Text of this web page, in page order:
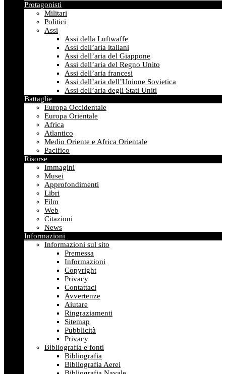
Protagonisti
Militari
Politici
Assi
Assi della Luftwaffe
Assi dell’aria italiani
Assi dell’aria del Giappone
Assi dell’aria del Regno Unito
Assi dell’aria francesi
Assi dell’aria dell’Unione Sovietica
Assi dell’aria degli Stati Uniti
Battaglie
Europa Occidentale
Europa Orientale
Africa
Atlantico
Medio Oriente e Africa Orientale
Pacifico
Risorse
Immagini
Musei
Approfondimenti
Libri
Film
Web
Citazioni
News
Informazioni
Informazioni sul sito
Premessa
Informazioni
Copyright
Privacy
Contattaci
Avvertenze
Aiutare
Ringraziamenti
Sitemap
Pubblicità
Privacy
Bibliografia e fonti
Bibliografia
Bibliografia Aerei